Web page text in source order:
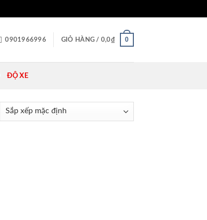
0901966996 GIỎ HÀNG / 0,0₫ 0
ĐỘ XE